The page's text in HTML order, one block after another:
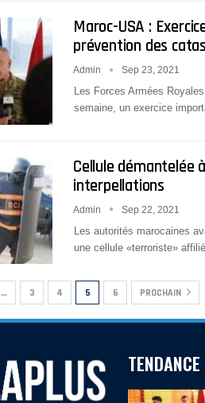
Maroc-USA :
prévention des
Admin Sep 23, 2021
Les Forces Armées
semaine, un exercice
Cellule démantelée
interpellations
Admin Sep 22, 2021
Les autorités marocaines
une cellule «terroriste»
… 3 4 5 6 PROCHAIN
TENDANCE